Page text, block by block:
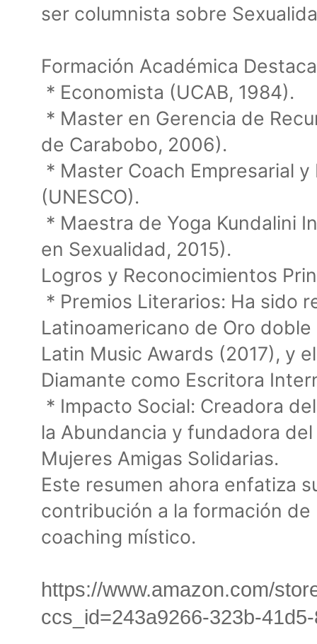
ser columnista sobre
Formación Académica
* Economista (UCAB, 1984).
* Master en Gerencia de
de Carabobo, 2006).
* Master Coach Empresarial
(UNESCO).
* Maestra de Yoga Kundalini
en Sexualidad, 2015).
Logros y Reconocimientos
* Premios Literarios: Ha sido
Latinoamericano de Oro
Latin Music Awards (2017), y
Diamante como Escritora
* Impacto Social: Creadora
la Abundancia y fundadora
Mujeres Amigas Solidarias.
Este resumen ahora enfatiza
contribución a la formación
coaching místico.
https://www.amazon.com/
ccs_id=243a9266-323b-